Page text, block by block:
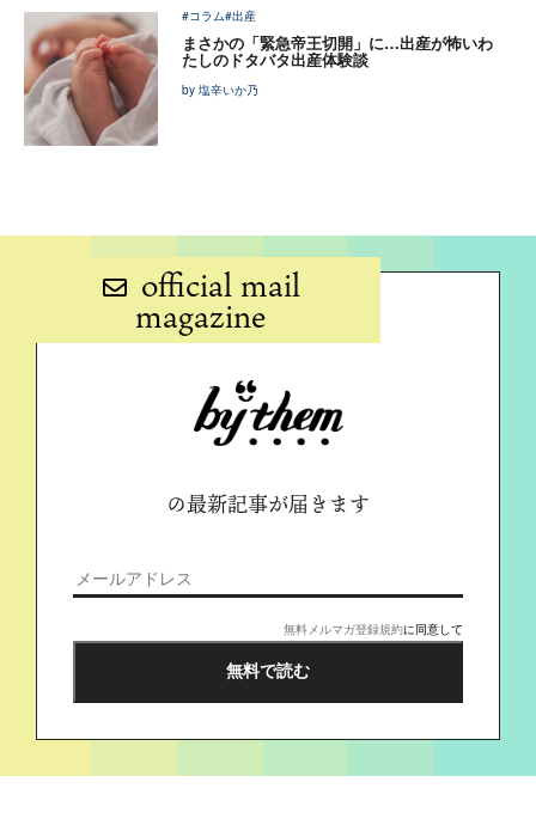
#コラム#出産
まさかの「緊急帝王切開」に…出産が怖いわ
たしのドタバタ出産体験談
by 塩辛いか乃
official mail
magazine
の最新記事が届きます
無料メルマガ登録規約に同意して